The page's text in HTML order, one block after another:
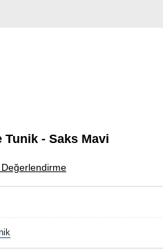
Tunik - Saks Mavi
Değerlendirme